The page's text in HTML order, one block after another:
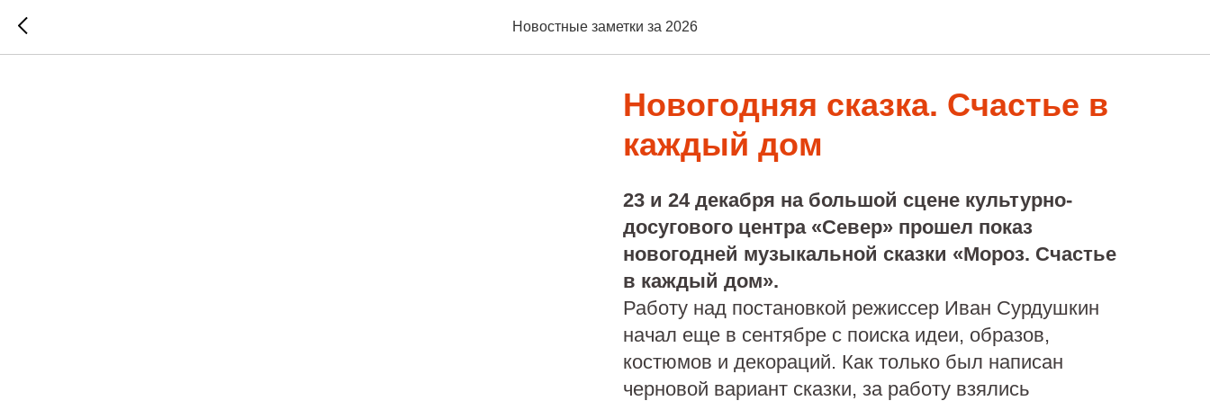
Новостные заметки за 2026
Новогодняя сказка. Счастье в
каждый дом
23 и 24 декабря на большой сцене культурно-
досугового центра «Север» прошел показ
новогодней музыкальной сказки «Мороз. Счастье
в каждый дом».
Работу над постановкой режиссер Иван Сурдушкин
начал еще в сентябре с поиска идеи, образов,
костюмов и декораций. Как только был написан
черновой вариант сказки, за работу взялись